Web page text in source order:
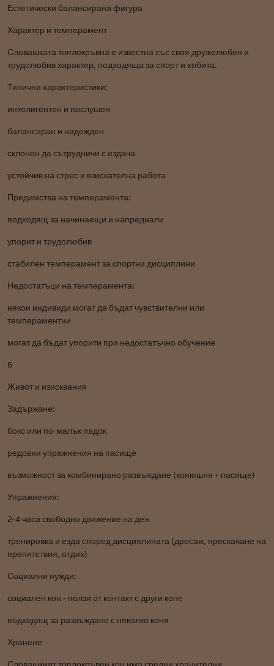
Естетически балансирана фигура
Характер и темперамент
Словашката топлокръвна е известна със своя дружелюбен и
трудолюбив характер, подходяща за спорт и хобита.
Типични характеристики:
интелигентен и послушен
балансиран и надежден
склонен да сътрудничи с ездача
устойчив на стрес и взискателна работа
Предимства на темперамента:
подходящ за начинаещи и напреднали
упорит и трудолюбив
стабилен темперамент за спортни дисциплини
Недостатъци на темперамента:
някои индивиди могат да бъдат чувствителни или
темпераментни
могат да бъдат упорити при недостатъчно обучение
6
Живот и изисквания
Задържане:
бокс или по-малък падок
редовни упражнения на пасище
възможност за комбинирано развъждане (конюшня + пасище)
Упражнения:
2-4 часа свободно движение на ден
тренировка и езда според дисциплината (дресаж, прескачане на
препятствия, отдих)
Социални нужди:
социален кон - ползи от контакт с други коне
подходящ за развъждане с няколко коня
Хранене